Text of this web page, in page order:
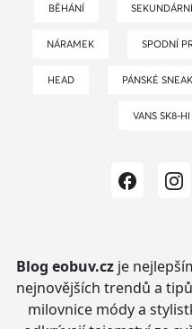
BĚHÁNÍ
NÁRAMEK SPODNÍ
HEAD PÁNSKÉ
VANS SK8-HI
Blog eobuv.czje
nejnovějších trendů a
milovnice módy a